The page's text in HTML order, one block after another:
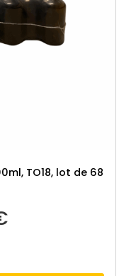
TO18, lot de 68